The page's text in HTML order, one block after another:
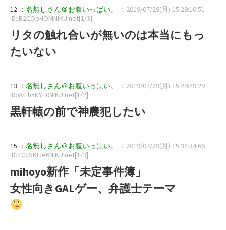
12 ： 名無しさん＠お腹いっぱい。
：2019/07/29(月) 15:29:10.51
ID:jB2CQoHOMNIKU.net[1/3]
リタの触れ合いが無いのは本当にもっ
たいない
13 ： 名無しさん＠お腹いっぱい。
：2019/07/29(月) 15:29:49.29
ID:VvFhYNYT0NIKU.net[1/2]
黒軒轅の前で神農犯したい
15 ： 名無しさん＠お腹いっぱい。
：2019/07/29(月) 15:34:34.66
ID:ZCcSKIJe6NIKU.net[1/3]
mihoyo新作「未定事件簿」
女性向きGALゲー、弁護士テーマ